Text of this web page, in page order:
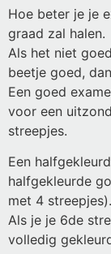
Hoe beter je je
graad zal halen.
Als het niet
beetje goed,
Een goed
voor een
streepjes.
Een
halfgekleurde
met 4 streepjes).
Als je je 6de
volledig